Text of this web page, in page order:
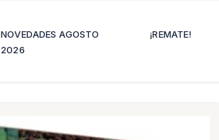
NOVEDADES AGOSTO
2026
¡REMATE!